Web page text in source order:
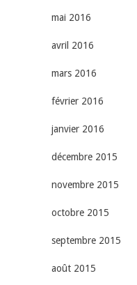
mai 2016
avril 2016
mars 2016
février 2016
janvier 2016
décembre 2015
novembre 2015
octobre 2015
septembre 2015
août 2015